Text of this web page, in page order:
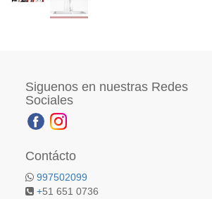
Siguenos en nuestras Redes
Sociales
Contácto
997502099
+51 651 0736